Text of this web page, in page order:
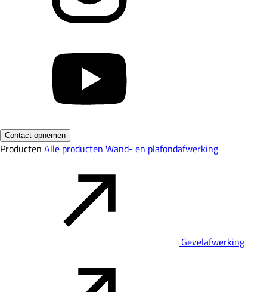
Contact opnemen
Producten Alle producten Wand- en plafondafwerking
Gevelafwerking